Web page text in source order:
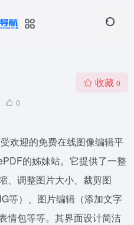
0
收藏 0
欢迎的免费在线图像编辑平
的姊妹站。它提供了一整
、调整图片大小、裁剪图
等）、图片编辑（添加文字
情包等等。其界面设计简洁